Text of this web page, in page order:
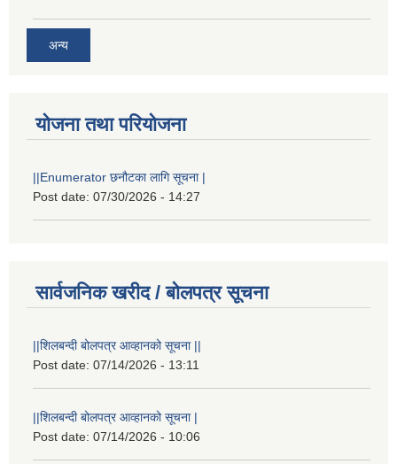
अन्य
योजना तथा परियोजना
||Enumerator छनौटका लागि सूचना |
Post date: 07/30/2026 - 14:27
सार्वजनिक खरीद / बोलपत्र सूचना
||शिलबन्दी बोलपत्र आव्हानको सूचना ||
Post date: 07/14/2026 - 13:11
||शिलबन्दी बोलपत्र आव्हानको सूचना |
Post date: 07/14/2026 - 10:06